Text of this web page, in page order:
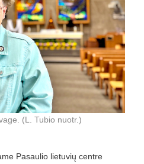
(L. Tubio nuotr.)
Pasaulio lietuvių centre